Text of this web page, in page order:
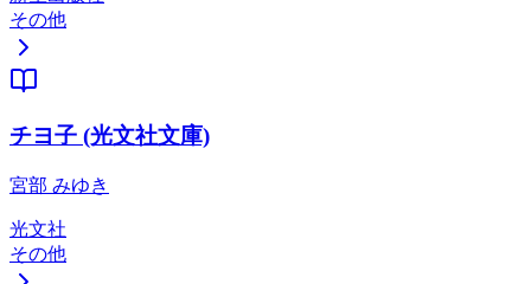
その他
チヨ子 (光文社文庫)
宮部 みゆき
光文社
その他